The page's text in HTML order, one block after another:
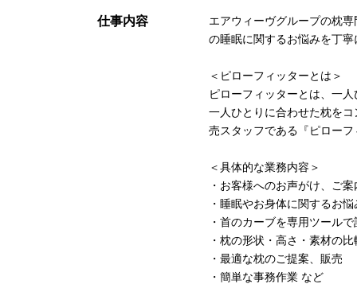
仕事内容
エアウィーヴグループの枕
の睡眠に関するお悩みを丁
＜ピローフィッターとは＞
ピローフィッターとは、一
一人ひとりに合わせた枕を
売スタッフである『ピロー
＜具体的な業務内容＞
・お客様へのお声がけ、ご案
・睡眠やお身体に関するお
・首のカーブを専用ツールで
・枕の形状・高さ・素材の
・最適な枕のご提案、販売
・簡単な事務作業 など